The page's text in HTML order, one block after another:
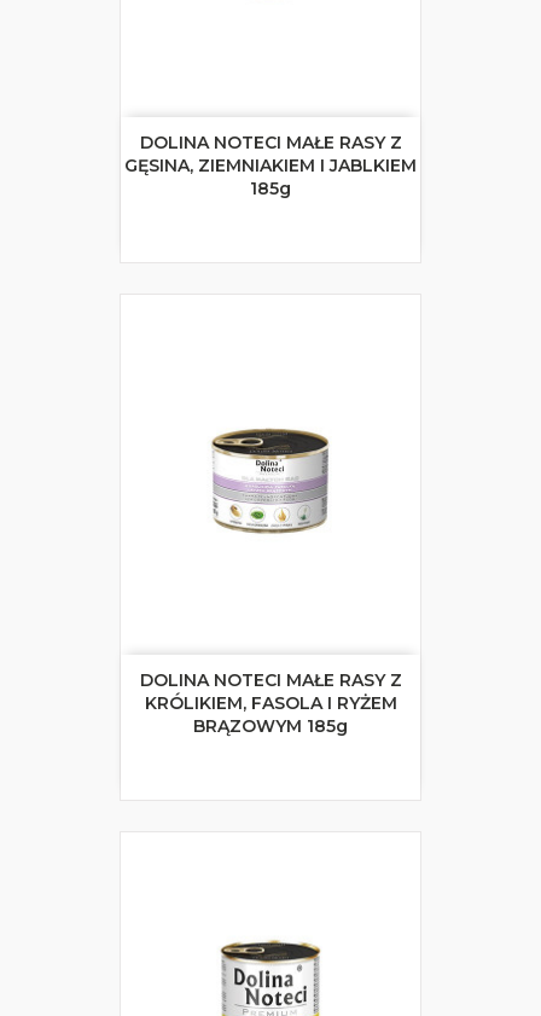
DOLINA NOTECI MAŁE RASY Z
GĘSINA, ZIEMNIAKIEM I JABLKIEM
185g
DOLINA NOTECI MAŁE RASY Z
KRÓLIKIEM, FASOLA I RYŻEM
BRĄZOWYM 185g